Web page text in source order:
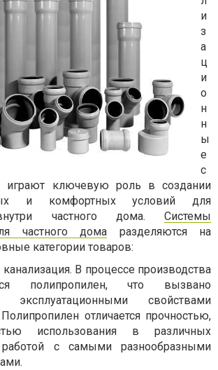
и
з
а
ц
и
о
н
н
ы
е
с
играют ключевую роль в создании
и комфортных условий для
частного дома. Системы
частного дома разделяются на
категории товаров:
канализация. В процессе производства
полипропилен, что вызвано
эксплуатационными свойствами
отличается прочностью,
использования в различных
с самыми разнообразными